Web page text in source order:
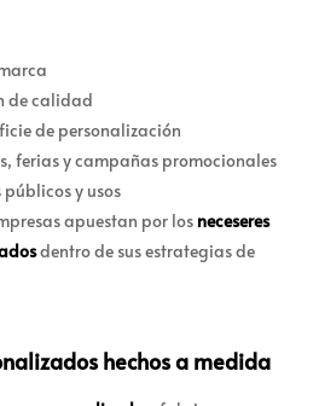
de calidad
de personalización
ferias y campañas promocionales
y usos
apuestan por los neceseres
dentro de sus estrategias de
hechos a medida